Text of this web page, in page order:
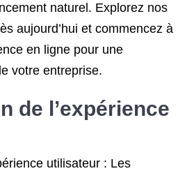
naturel. Explorez nos
aujourd’hui et commencez à
en ligne pour une
votre entreprise.
de l’expérience
utilisateur : Les